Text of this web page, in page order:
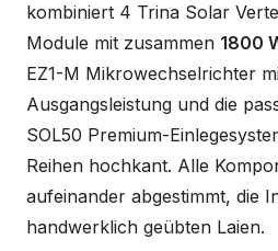
kombiniert 4 Trina Solar
Module mit zusammen 1800
EZ1-M Mikrowechselrichter
Ausgangsleistung und die
SOL50 Premium-
Reihen hochkant. Alle
aufeinander abgestimmt, die
handwerklich geübten Laien.